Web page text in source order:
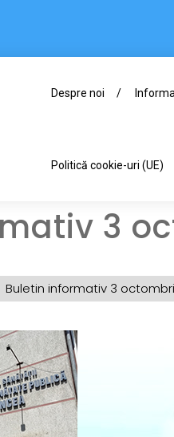
Despre noi
Politică cookie-uri (UE)
3
Buletin informativ 3